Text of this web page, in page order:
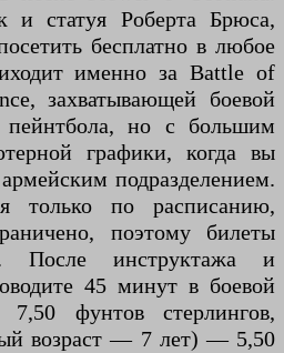
и статуя Роберта Брюса,
бесплатно в любое
именно за Battle of
захватывающей боевой
но с большим
графики, когда вы
подразделением.
только по расписанию,
поэтому билеты
После инструктажа и
45 минут в боевой
фунтов стерлингов,
возраст — 7 лет) — 5,50